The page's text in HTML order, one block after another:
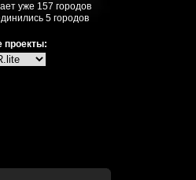
уже 157 городов
5 городов
проекты: